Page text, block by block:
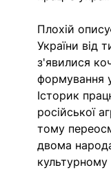
Плохій
України від
з'явилися
формування
Історик
російської
тому
двома